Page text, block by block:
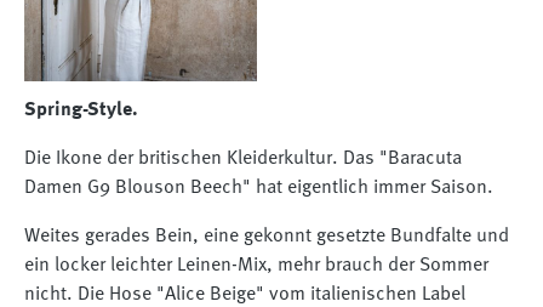
Spring-Style.
Die Ikone der britischen Kleiderkultur. Das "Baracuta
Damen G9 Blouson Beech" hat eigentlich immer Saison.
Weites gerades Bein, eine gekonnt gesetzte Bundfalte und
ein locker leichter Leinen-Mix, mehr brauch der Sommer
nicht. Die Hose "Alice Beige" vom italienischen Label